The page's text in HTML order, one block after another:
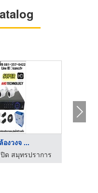
งวงจ ...
ด สมุทรปราการ